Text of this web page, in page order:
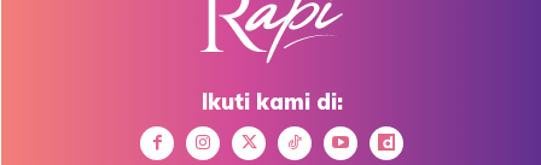
Ikuti kami di: